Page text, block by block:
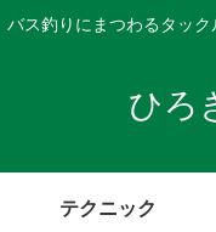
バス釣りにまつわるタック
ひろ
テクニック